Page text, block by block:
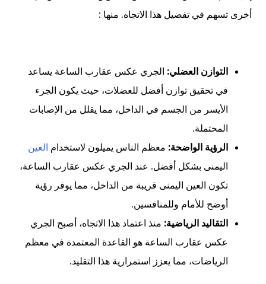
أخرى تسهم في تفضيل هذا الاتجاه. منها :
التوازن العضلي: الجري عكس عقارب الساعة يساعد
في تحقيق توازن أفضل للعضلات، حيث يكون الجزء
الأيسر من الجسم في الداخل، مما يقلل من الإصابات
المحتملة.
الرؤية الواضحة: معظم الناس يميلون لاستخدام العين
اليمنى بشكل أفضل. عند الجري عكس عقارب الساعة،
تكون العين اليمنى قريبة من الداخل، مما يوفر رؤية
أوضح للأمام وللمنافسين.
التقاليد الرياضية: منذ اعتماد هذا الاتجاه، أصبح الجري
عكس عقارب الساعة هو القاعدة المعتمدة في معظم
الرياضات، مما يعزز استمرارية هذا التقليد.